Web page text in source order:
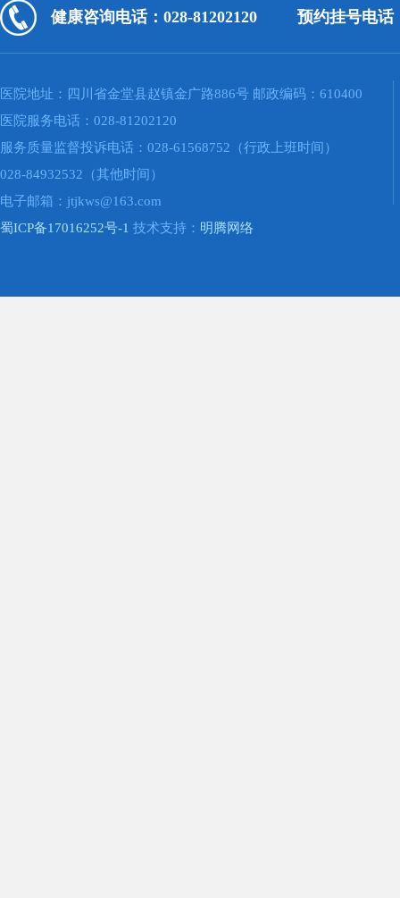
健康咨询电话：028-81202120 预约挂号电话
医院地址：四川省金堂县赵镇金广路886号 邮政编码：610400
医院服务电话：028-81202120
服务质量监督投诉电话：028-61568752（行政上班时间）
028-84932532（其他时间）
电子邮箱：jtjkws@163.com
蜀ICP备17016252号-1 技术支持： 明腾网络